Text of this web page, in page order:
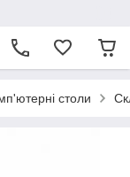
столи